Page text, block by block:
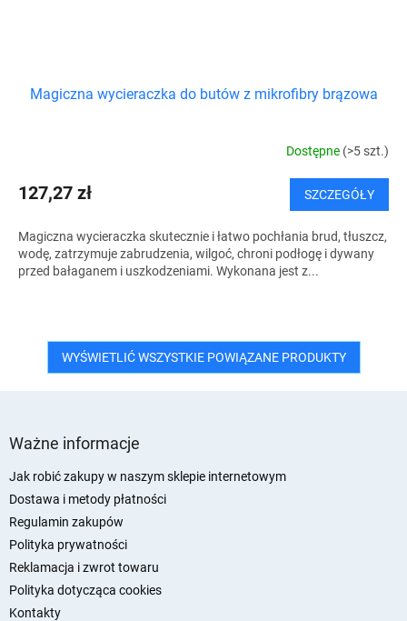
Magiczna wycieraczka do butów z mikrofibry brązowa
Dostępne (>5 szt.)
127,27 zł SZCZEGÓŁY
Magiczna wycieraczka skutecznie i łatwo pochłania brud, tłuszcz,
wodę, zatrzymuje zabrudzenia, wilgoć, chroni podłogę i dywany
przed bałaganem i uszkodzeniami. Wykonana jest z...
WYŚWIETLIĆ WSZYSTKIE POWIĄZANE PRODUKTY
Ważne informacje
Jak robić zakupy w naszym sklepie internetowym
Dostawa i metody płatności
Regulamin zakupów
Polityka prywatności
Reklamacja i zwrot towaru
Polityka dotycząca cookies
Kontakty